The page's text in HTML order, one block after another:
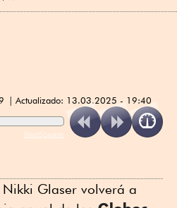
Actualizado: 13.03.2025 - 19:40
ReadSpeaker
Glaser volverá a